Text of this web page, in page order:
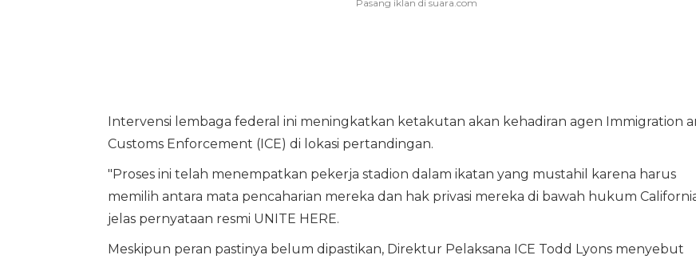
Intervensi lembaga federal ini meningkatkan ketakutan akan kehadiran agen Immigration
Customs Enforcement (ICE) di lokasi pertandingan.
"Proses ini telah menempatkan pekerja stadion dalam ikatan yang mustahil karena harus
memilih antara mata pencaharian mereka dan hak privasi mereka di bawah hukum
jelas pernyataan resmi UNITE HERE.
Meskipun peran pastinya belum dipastikan, Direktur Pelaksana ICE Todd Lyons menyebut